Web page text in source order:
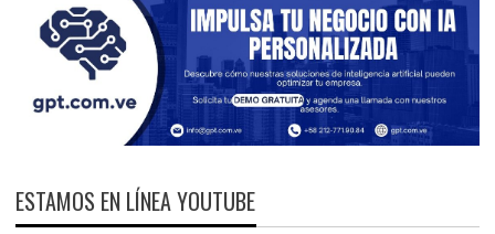
ESTAMOS EN LÍNEA YOUTUBE